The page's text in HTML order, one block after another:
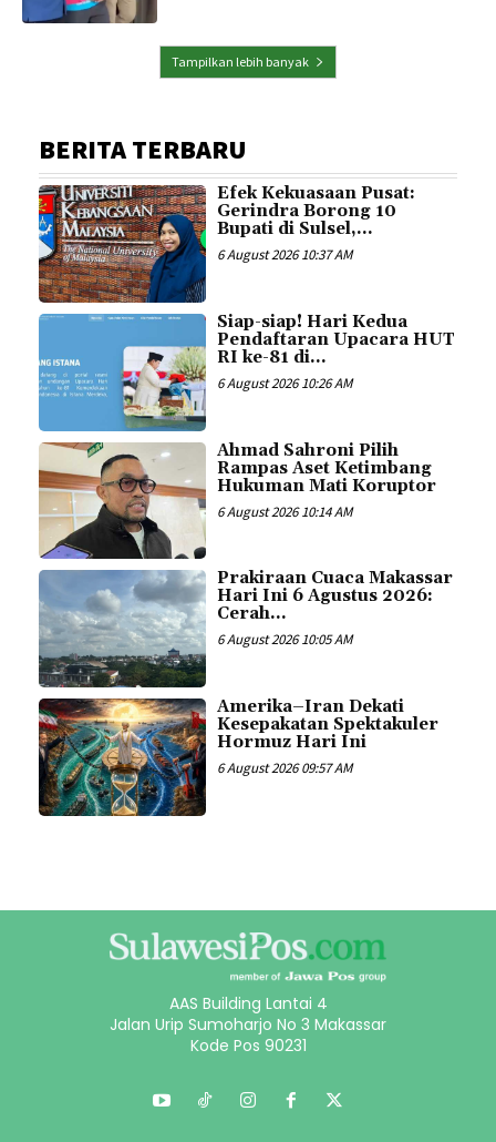
Tampilkan lebih banyak
BERITA TERBARU
Efek Kekuasaan Pusat:
Gerindra Borong 10
Bupati di Sulsel,...
6 August 2026 10:37 AM
Siap-siap! Hari Kedua
Pendaftaran Upacara HUT
RI ke-81 di...
6 August 2026 10:26 AM
Ahmad Sahroni Pilih
Rampas Aset Ketimbang
Hukuman Mati Koruptor
6 August 2026 10:14 AM
Prakiraan Cuaca Makassar
Hari Ini 6 Agustus 2026:
Cerah...
6 August 2026 10:05 AM
Amerika–Iran Dekati
Kesepakatan Spektakuler
Hormuz Hari Ini
6 August 2026 09:57 AM
AAS Building Lantai 4
Jalan Urip Sumoharjo No 3 Makassar
Kode Pos 90231